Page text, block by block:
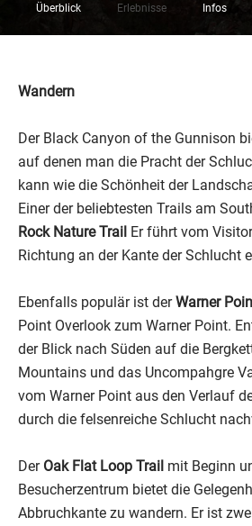
Überblick Erlebnisse Infos
Wandern
Der Black Canyon of the Gunnison
auf denen man die Pracht der
kann wie die Schönheit der
Einer der beliebtesten Trails am
Rock Nature Trail Er führt vom
Richtung an der Kante der Schlucht
Ebenfalls populär ist derWarner
Point Overlook zum Warner Point.
der Blick nach Süden auf die
Mountains und das Uncompahgre
vom Warner Point aus den Verlauf
durch die felsenreiche Schlucht
Der Oak Flat Loop Trail mit Beginn
Besucherzentrum bietet die
Abbruchkante zu wandern. Er ist